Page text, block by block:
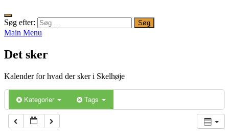
Søg efter:
Main Menu
Det sker
Kalender for hvad der sker i Skelhøje
Kategorier Tags